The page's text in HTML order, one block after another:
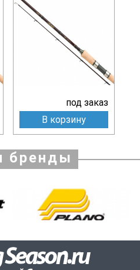
под заказ
В корзину
бренды